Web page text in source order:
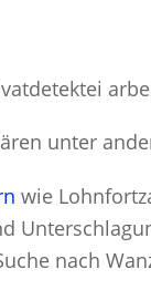
unter
wie
nach